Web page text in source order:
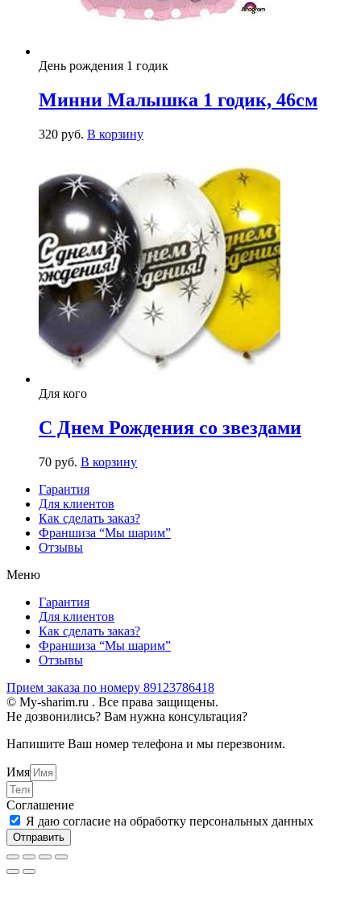
День рождения 1 годик
Минни Малышка 1 годик, 46см
320 руб. В корзину
Для кого
С Днем Рождения со звездами
70 руб. В корзину
Гарантия
Для клиентов
Как сделать заказ?
Франшиза “Мы шарим”
Отзывы
Меню
Гарантия
Для клиентов
Как сделать заказ?
Франшиза “Мы шарим”
Отзывы
Прием заказа по номеру 89123786418
© My-sharim.ru . Все права защищены.
Не дозвонились? Вам нужна консультация?
Напишите Ваш номер телефона и мы перезвоним.
Имя
Соглашение
Я даю согласие на обработку персональных данных
Отправить